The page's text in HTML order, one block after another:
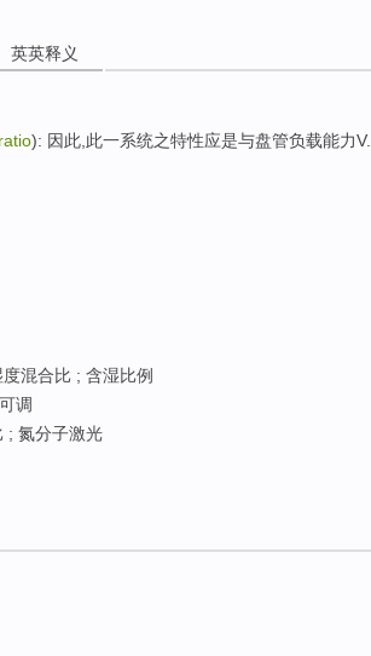
英英释义
): 因此,此一系统之特性应是与盘管负载能力
度混合比 ; 含湿比例
调
; 氮分子激光